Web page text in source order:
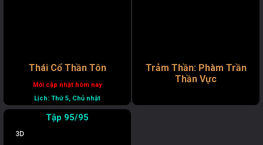
Thái Cổ Thần Tôn
Mới cập nhật hôm nay
Lịch: Thứ 5, Chủ nhật
Trảm Thần: Phàm Trần
Thần Vực
95/95
3D
1 tuần trước TRẢ LỜI
Chán thế
#16701